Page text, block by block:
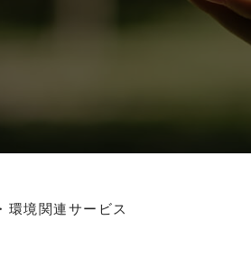
環境関連サービス